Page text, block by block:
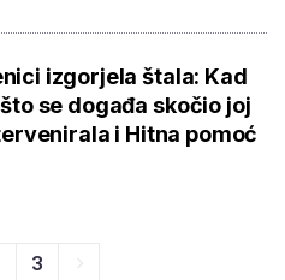
izgorjela štala: Kad
se događa skočio joj
i Hitna pomoć
3